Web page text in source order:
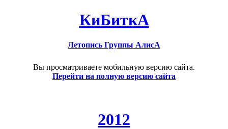
КиБиткА
Летопись Группы АлисА
Вы просматриваете мобильную версию сайта.
Перейти на полную версию сайта
2012